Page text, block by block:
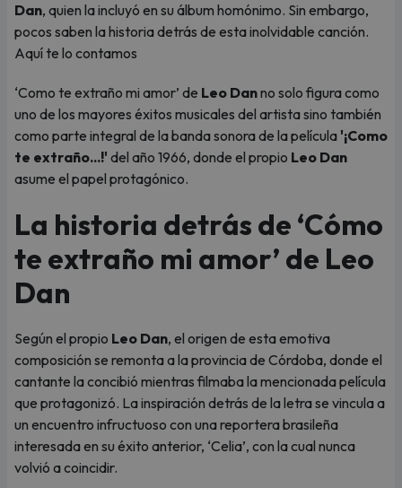
Dan, quien la incluyó en su álbum homónimo. Sin embargo,
pocos saben la historia detrás de esta inolvidable canción.
Aquí te lo contamos
‘Como te extraño mi amor’ de Leo Danno solo figura como
uno de los mayores éxitos musicales del artista sino también
como parte integral de la banda sonora de la película '¡Como
te extraño...!' del año 1966, donde el propio Leo Dan
asume el papel protagónico.
La historia detrás de ‘Cómo
te extraño mi amor’ de Leo
Dan
Según el propio Leo Dan, el origen de esta emotiva
composición se remonta a la provincia de Córdoba, donde el
cantante la concibió mientras filmaba la mencionada película
que protagonizó. La inspiración detrás de la letra se vincula a
un encuentro infructuoso con una reportera brasileña
interesada en su éxito anterior, ‘Celia’, con la cual nunca
volvió a coincidir.